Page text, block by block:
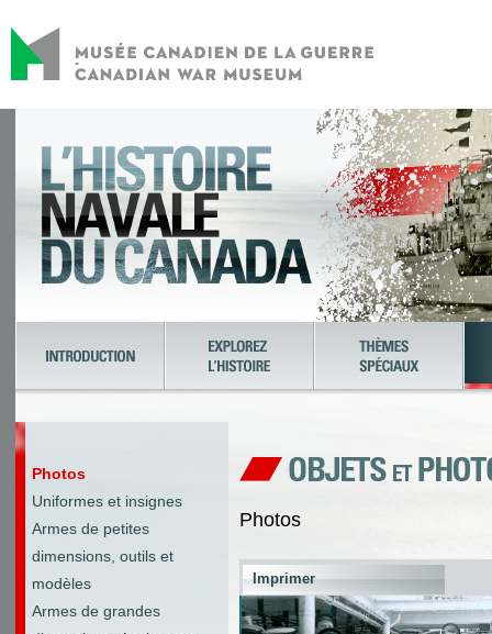
Photos
Uniformes et insignes
Armes de petites
dimensions, outils et
modèles
Armes de grandes
Photos
Imprimer